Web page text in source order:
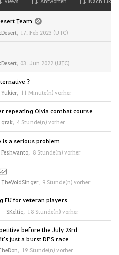
Team
, 17. Feb 2023 (UTC)
, 03. Jun 2022 (UTC)
?
Yukier, 11 Minute(n) vorher
repeating Olvia combat course
qrak, 4 Stunde(n) vorher
is a serious problem
Peshwanto, 8 Stunde(n) vorher
TheVoidSinger, 9 Stunde(n) vorher
FU for veteran players
SKeltic, 18 Stunde(n) vorher
before the July 23rd
just a burst DPS race
, 19 Stunde(n) vorher